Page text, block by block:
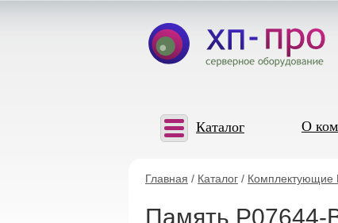
Каталог О
Главная / Каталог / Комплектующие
Память P07644-